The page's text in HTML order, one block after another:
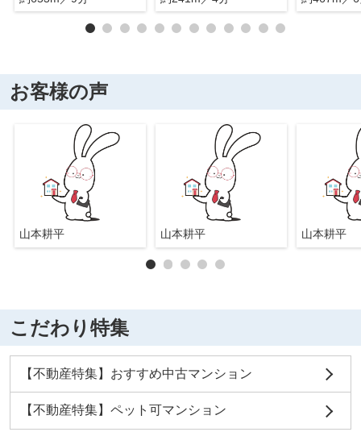
お客様の声
山本耕平 山本耕平 山本耕平
こだわり特集
【不動産特集】おすすめ中古マンション
【不動産特集】ペット可マンション